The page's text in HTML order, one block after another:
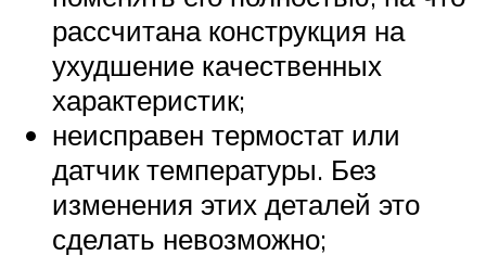
рассчитана конструкция на
ухудшение качественных
характеристик;
неисправен термостат или
датчик температуры. Без
изменения этих деталей это
сделать невозможно;